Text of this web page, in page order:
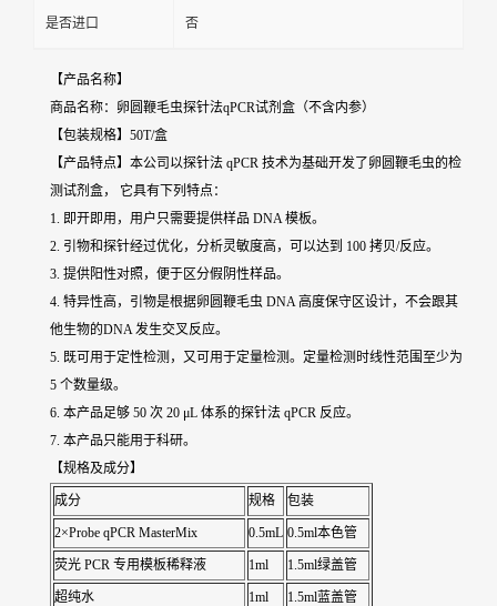
是否进口 否
【产品名称】
商品名称：卵圆鞭毛虫探针法qPCR试剂盒（不含内参）
【包装规格】50T/盒
【产品特点】本公司以探针法 qPCR 技术为基础开发了卵圆鞭毛虫的检
测试剂盒， 它具有下列特点：
1. 即开即用，用户只需要提供样品 DNA 模板。
2. 引物和探针经过优化，分析灵敏度高，可以达到 100 拷贝/反应。
3. 提供阳性对照，便于区分假阴性样品。
4. 特异性高，引物是根据卵圆鞭毛虫 DNA 高度保守区设计，不会跟其
他生物的DNA 发生交叉反应。
5. 既可用于定性检测，又可用于定量检测。定量检测时线性范围至少为
5 个数量级。
6. 本产品足够 50 次 20 μL 体系的探针法 qPCR 反应。
7. 本产品只能用于科研。
【规格及成分】
成分 规格 包装
2×Probe qPCR MasterMix 0.5mL 0.5ml本色管
荧光 PCR 专用模板稀释液 1ml 1.5ml绿盖管
超纯水 1ml 1.5ml蓝盖管